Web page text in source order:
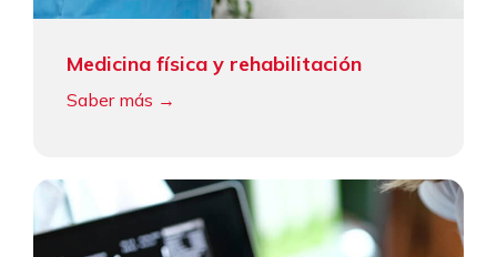
Medicina física y rehabilitación
Saber más →